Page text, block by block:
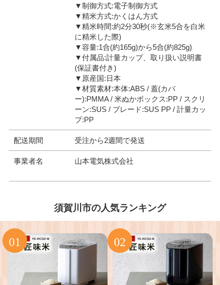
▼制御方式:電子制御方式
▼精米方式:かくはん方式
▼精米時間:約2分30秒(※玄米5合を白米
に精米した際)
▼容量:1合(約165g)から5合(約825g)
▼付属品:計量カップ、取り扱い説明書
(保証書付き)
▼原産国:日本
▼材質素材:本体:ABS / 蓋(カバ
ー):PMMA / 米ぬかボックス:PP / スクリ
ーン:SUS / ブレード:SUS PP / 計量カッ
プ:PP
配送期間 受注から2週間で発送
事業者名 山本電気株式会社
須賀川市の人気ランキング